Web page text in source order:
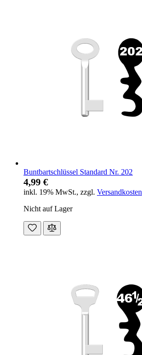
Buntbartschlüssel Standard Nr. 202
4,99 €
inkl. 19% MwSt., zzgl. Versandkosten
Nicht auf Lager